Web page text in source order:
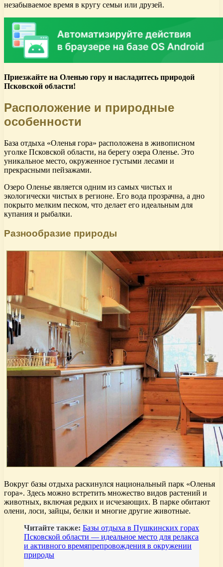
незабываемое время в кругу семьи или друзей.
Приезжайте на Оленью гору и насладитесь природой
Псковской области!
Расположение и природные
особенности
База отдыха «Оленья гора» расположена в живописном
уголке Псковской области, на берегу озера Оленье. Это
уникальное место, окруженное густыми лесами и
прекрасными пейзажами.
Озеро Оленье является одним из самых чистых и
экологически чистых в регионе. Его вода прозрачна, а дно
покрыто мелким песком, что делает его идеальным для
купания и рыбалки.
Разнообразие природы
Вокруг базы отдыха раскинулся национальный парк «Оленья
гора». Здесь можно встретить множество видов растений и
животных, включая редких и исчезающих. В парке обитают
олени, лоси, зайцы, белки и многие другие животные.
Читайте также: Базы отдыха в Пушкинских горах
Псковской области — идеальное место для релакса
и активного времяпрепровождения в окружении
природы